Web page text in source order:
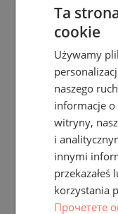
Ta
cookie
Używamy
naszego
informacje o
witryny,
i
innymi
korzystania
Прочетете